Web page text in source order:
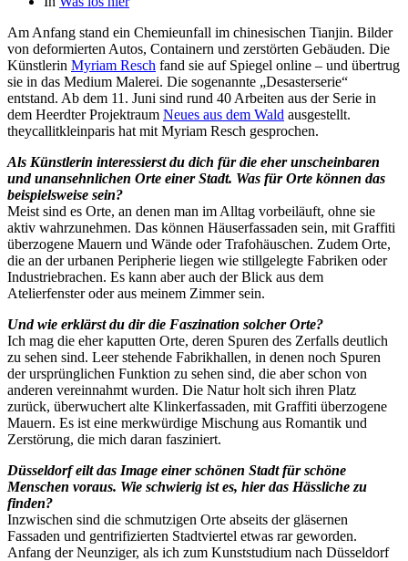
Am Anfang stand ein Chemieunfall im chinesischen Tianjin. Bilder
von deformierten Autos, Containern und zerstörten Gebäuden. Die
Künstlerin Myriam Resch fand sie auf Spiegel online – und übertrug
sie in das Medium Malerei. Die sogenannte „Desasterserie“
entstand. Ab dem 11. Juni sind rund 40 Arbeiten aus der Serie in
dem Heerdter Projektraum Neues aus dem Wald ausgestellt.
theycallitkleinparis hat mit Myriam Resch gesprochen.
Als Künstlerin interessierst du dich für die eher unscheinbaren
und unansehnlichen Orte einer Stadt. Was für Orte können das
beispielsweise sein?
Meist sind es Orte, an denen man im Alltag vorbeiläuft, ohne sie
aktiv wahrzunehmen. Das können Häuserfassaden sein, mit Graffiti
überzogene Mauern und Wände oder Trafohäuschen. Zudem Orte,
die an der urbanen Peripherie liegen wie stillgelegte Fabriken oder
Industriebrachen. Es kann aber auch der Blick aus dem
Atelierfenster oder aus meinem Zimmer sein.
Und wie erklärst du dir die Faszination solcher Orte?
Ich mag die eher kaputten Orte, deren Spuren des Zerfalls deutlich
zu sehen sind. Leer stehende Fabrikhallen, in denen noch Spuren
der ursprünglichen Funktion zu sehen sind, die aber schon von
anderen vereinnahmt wurden. Die Natur holt sich ihren Platz
zurück, überwuchert alte Klinkerfassaden, mit Graffiti überzogene
Mauern. Es ist eine merkwürdige Mischung aus Romantik und
Zerstörung, die mich daran fasziniert.
Düsseldorf eilt das Image einer schönen Stadt für schöne
Menschen voraus. Wie schwierig ist es, hier das Hässliche zu
finden?
Inzwischen sind die schmutzigen Orte abseits der gläsernen
Fassaden und gentrifizierten Stadtviertel etwas rar geworden.
Anfang der Neunziger, als ich zum Kunststudium nach Düsseldorf